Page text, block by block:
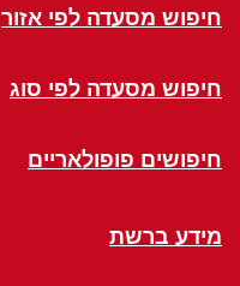
חיפוש מסעדה לפי אזור
חיפוש מסעדה לפי סוג
חיפושים פופולאריים
מידע ברשת